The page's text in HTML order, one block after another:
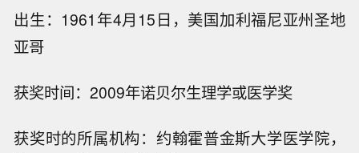
出生：1961年4月15日，美国加利福尼亚州圣地
亚哥
获奖时间：2009年诺贝尔生理学或医学奖
获奖时的所属机构：约翰霍普金斯大学医学院，